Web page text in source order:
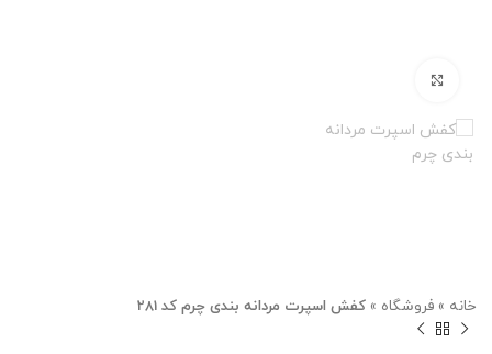
خانه » فروشگاه » کفش اسپرت مردانه بندی چرم کد 281